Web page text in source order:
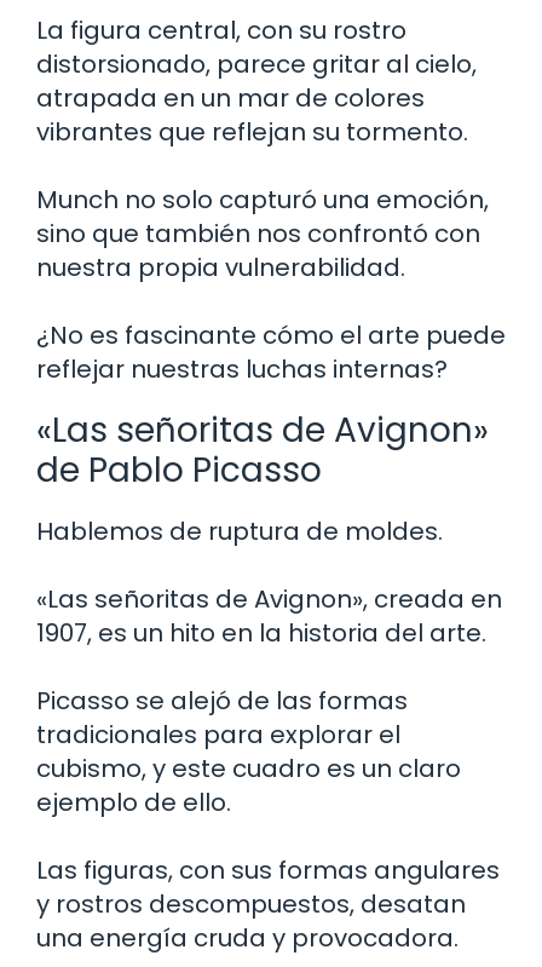
La figura central, con su rostro
distorsionado, parece gritar al cielo,
atrapada en un mar de colores
vibrantes que reflejan su tormento.
Munch no solo capturó una emoción,
sino que también nos confrontó con
nuestra propia vulnerabilidad.
¿No es fascinante cómo el arte puede
reflejar nuestras luchas internas?
«Las señoritas de Avignon»
de Pablo Picasso
Hablemos de ruptura de moldes.
«Las señoritas de Avignon», creada en
1907, es un hito en la historia del arte.
Picasso se alejó de las formas
tradicionales para explorar el
cubismo, y este cuadro es un claro
ejemplo de ello.
Las figuras, con sus formas angulares
y rostros descompuestos, desatan
una energía cruda y provocadora.